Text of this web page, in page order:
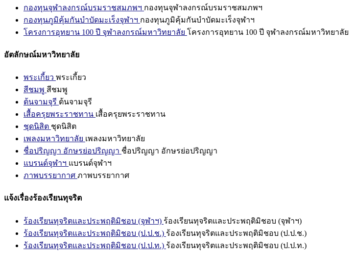
กองทุนจุฬาลงกรณ์บรมราชสมภพฯ กองทุนจุฬาลงกรณ์บรมราชสมภพฯ
กองทุนภูมิคุ้มกันบำบัดมะเร็งจุฬาฯ กองทุนภูมิคุ้มกันบำบัดมะเร็งจุฬาฯ
โครงการอุทยาน 100 ปี จุฬาลงกรณ์มหาวิทยาลัย โครงการอุทยาน 100 ปี จุฬาลงกรณ์มหาวิทยาลัย
อัตลักษณ์มหาวิทยาลัย
พระเกี้ยว พระเกี้ยว
สีชมพู สีชมพู
ต้นจามจุรี ต้นจามจุรี
เสื้อครุยพระราชทาน เสื้อครุยพระราชทาน
ชุดนิสิต ชุดนิสิต
เพลงมหาวิทยาลัย เพลงมหาวิทยาลัย
ชื่อปริญญา อักษรย่อปริญญา ชื่อปริญญา อักษรย่อปริญญา
แบรนด์จุฬาฯ แบรนด์จุฬาฯ
ภาพบรรยากาศ ภาพบรรยากาศ
แจ้งเรื่องร้องเรียนทุจริต
ร้องเรียนทุจริตและประพฤติมิชอบ (จุฬาฯ) ร้องเรียนทุจริตและประพฤติมิชอบ (จุฬาฯ)
ร้องเรียนทุจริตและประพฤติมิชอบ (ป.ป.ช.) ร้องเรียนทุจริตและประพฤติมิชอบ (ป.ป.ช.)
ร้องเรียนทุจริตและประพฤติมิชอบ (ป.ป.ท.) ร้องเรียนทุจริตและประพฤติมิชอบ (ป.ป.ท.)